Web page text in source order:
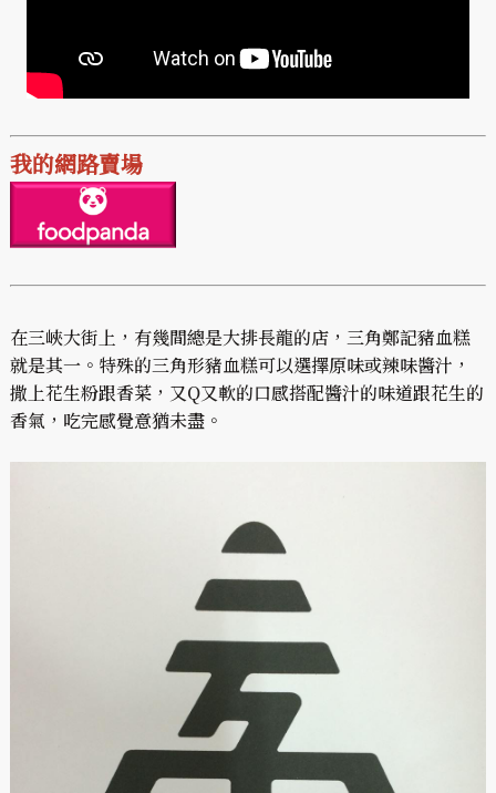
我的網路賣場
在三峽大街上，有幾間總是大排長龍的店，三角鄭記豬血糕
就是其一。特殊的三角形豬血糕可以選擇原味或辣味醬汁，
撒上花生粉跟香菜，又Q又軟的口感搭配醬汁的味道跟花生的
香氣，吃完感覺意猶未盡。